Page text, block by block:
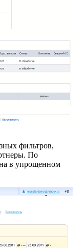
фильтров,
По
в упрощенном